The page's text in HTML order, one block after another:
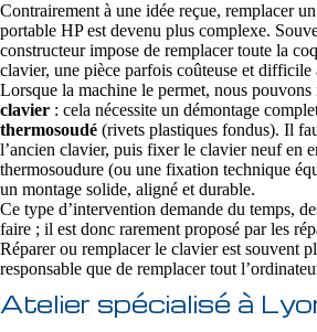
Contrairement à une idée reçue, remplacer
portable HP est devenu plus complexe.
constructeur impose de remplacer toute la
clavier, une pièce parfois coûteuse et difficile
Lorsque la machine le permet, nous pouvons
clavier : cela nécessite un démontage
thermosoudé (rivets plastiques fondus). Il
l’ancien clavier, puis fixer le clavier neuf en
thermosoudure (ou une fixation technique
un montage solide, aligné et durable.
Ce type d’intervention demande du temps,
faire ; il est donc rarement proposé par les
Réparer ou remplacer le clavier est souvent
responsable que de remplacer tout
Atelier spécialisé à